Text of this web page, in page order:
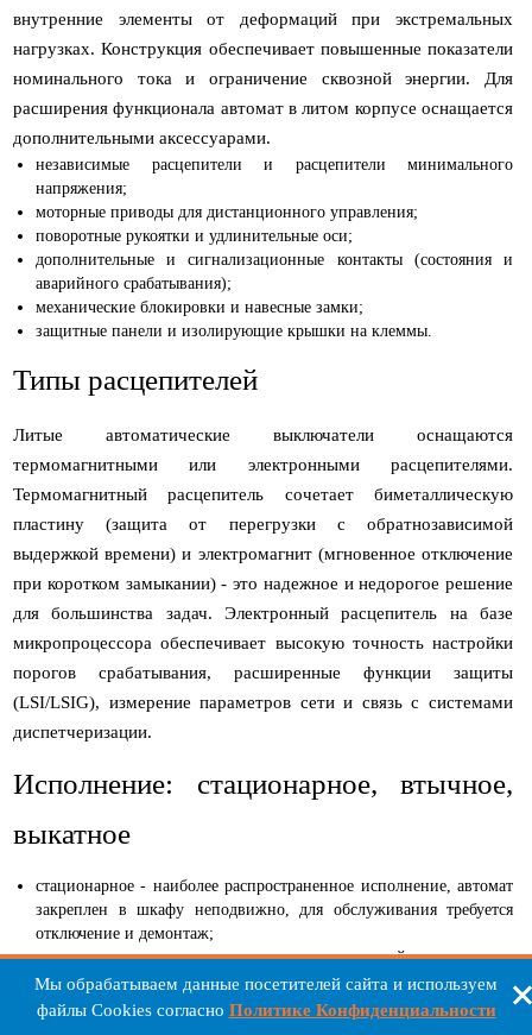
внутренние элементы от деформаций при экстремальных
нагрузках. Конструкция обеспечивает повышенные показатели
номинального тока и ограничение сквозной энергии. Для
расширения функционала автомат в литом корпусе оснащается
дополнительными аксессуарами.
независимые расцепители и расцепители минимального
напряжения;
моторные приводы для дистанционного управления;
поворотные рукоятки и удлинительные оси;
дополнительные и сигнализационные контакты (состояния и
аварийного срабатывания);
механические блокировки и навесные замки;
защитные панели и изолирующие крышки на клеммы.
Типы расцепителей
Литые автоматические выключатели оснащаются
термомагнитными или электронными расцепителями.
Термомагнитный расцепитель сочетает биметаллическую
пластину (защита от перегрузки с обратнозависимой
выдержкой времени) и электромагнит (мгновенное отключение
при коротком замыкании) - это надежное и недорогое решение
для большинства задач. Электронный расцепитель на базе
микропроцессора обеспечивает высокую точность настройки
порогов срабатывания, расширенные функции защиты
(LSI/LSIG), измерение параметров сети и связь с системами
диспетчеризации.
Исполнение: стационарное, втычное,
выкатное
стационарное - наиболее распространенное исполнение, автомат
закреплен в шкафу неподвижно, для обслуживания требуется
отключение и демонтаж;
втычное - применяется для автоматов средней мощности в
небольших шкафах, демонтаж не требует отсоединения силовых
цепей, удобно для быстрой замены;
Мы обрабатываем данные посетителей сайта и используем
файлы Cookies согласно Политике Конфиденциальности